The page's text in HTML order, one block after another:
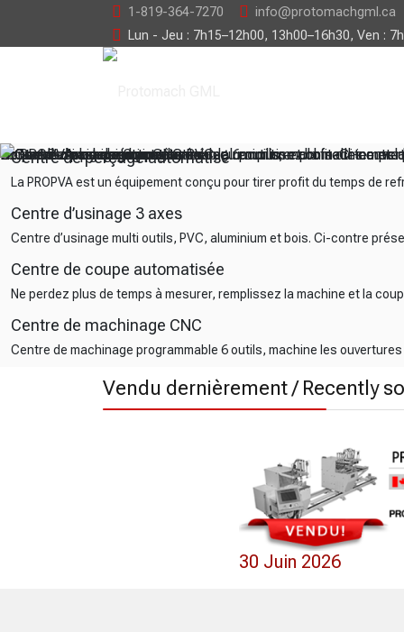
1-819-364-7270
info@protomachgml.ca
Lun - Jeu : 7h15–12h00, 13h00–16h30, Ven :
La PROPVA est un équipement conçu pour tirer profit du
Centre d’usinage multi outils, PVC, aluminium et bois. Ci-
Ne perdez plus de temps à mesurer, remplissez la machine et
Centre de machinage programmable 6 outils, machine les
Centre de perçage automatisé
La PROPVA est un équipement conçu pour tirer profit du temps de
Centre d’usinage 3 axes
Centre d’usinage multi outils, PVC, aluminium et bois. Ci-contre
Centre de coupe automatisée
Ne perdez plus de temps à mesurer, remplissez la machine et la
Centre de machinage CNC
Centre de machinage programmable 6 outils, machine les
Vendu dernièrement / Recently
30 Juin 2026